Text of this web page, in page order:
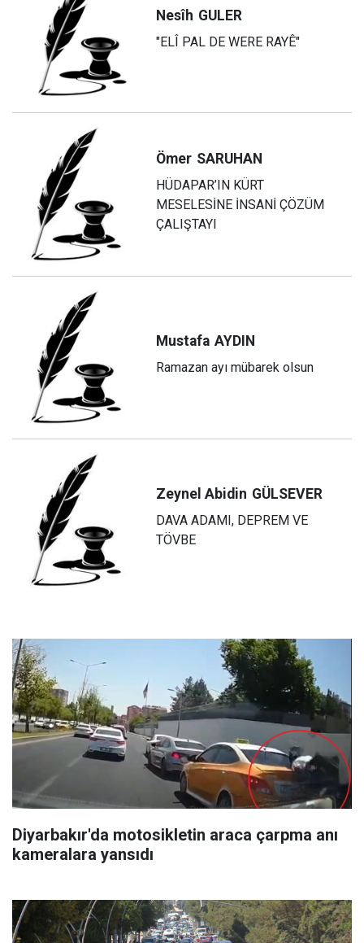
Nesîh GULER
"ELÎ PAL DE WERE RAYÊ"
Ömer SARUHAN
HÜDAPAR’IN KÜRT
MESELESİNE İNSANİ ÇÖZÜM
ÇALIŞTAYI
Mustafa AYDIN
Ramazan ayı mübarek olsun
Zeynel Abidin GÜLSEVER
DAVA ADAMI, DEPREM VE
TÖVBE
Diyarbakır'da motosikletin araca çarpma anı
kameralara yansıdı